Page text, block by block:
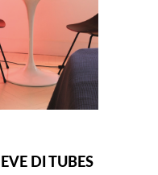
DI TUBES